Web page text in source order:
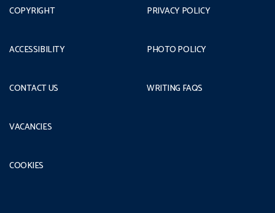
COPYRIGHT
ACCESSIBILITY
CONTACT US
PRIVACY POLICY
PHOTO POLICY
WRITING FAQS
VACANCIES
COOKIES